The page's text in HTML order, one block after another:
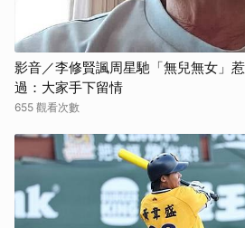
影音／李修賢諷周星馳「無兒無女」
過：大家手下留情
655 觀看次數